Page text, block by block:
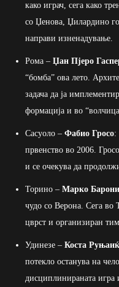
како играч, сега како
со Џенова, Џилардино
направи изненадување.
Рома – Џан Пјеро
“бомба” ова лето.
задача да ја
формација и во
Сасуоло – Фабио Гросо:
првенство во 2006.
и се очекува да
Торино – Марко Барони
чудо со Верона. Сега во
цврст и организиран
Удинезе – Коста Руњаиќ
потекло останува на
дисциплинираната игра